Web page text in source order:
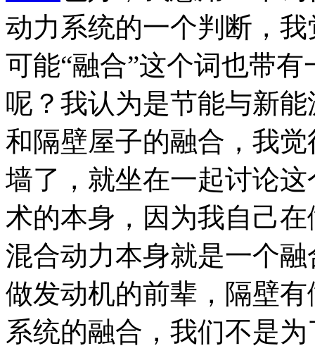
动力系统的一个判断，
可能“融合”这个词也带
呢？我认为是节能与新
和隔壁屋子的融合，我
墙了，就坐在一起讨论
术的本身，因为我自己
混合动力本身就是一个
做发动机的前辈，隔壁
系统的融合，我们不是